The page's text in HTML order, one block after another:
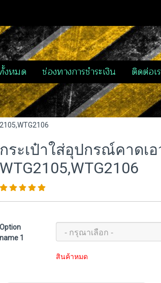
งหมด ช่องทางการชำระเงิน ติดต่อเ
กระเป๋าใส่อุปกรณ์คาดเ
WTG2105,WTG2106
Option
name 1
สินค้าหมด